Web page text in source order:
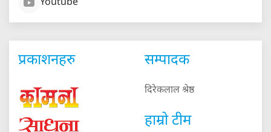
Youtube
प्रकाशनहरु सम्पादक
दिरेकलाल श्रेष्ठ
हाम्रो टीम